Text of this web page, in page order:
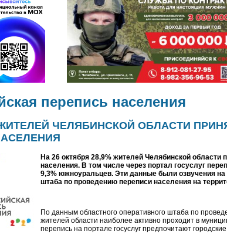
перепись населения
ЧЕЛЯБИНСКОЙ ОБЛАСТИ
На 26 октября 28,9% жителей Челябинской области
населения. В том числе через портал госуслуг
9,3% южноуральцев. Эти данные были озвучения на
штаба по проведению переписи населения на
По данным областного оперативного штаба по
жителей области наиболее активно проходит в
перепись на портале госуслуг предпочитают